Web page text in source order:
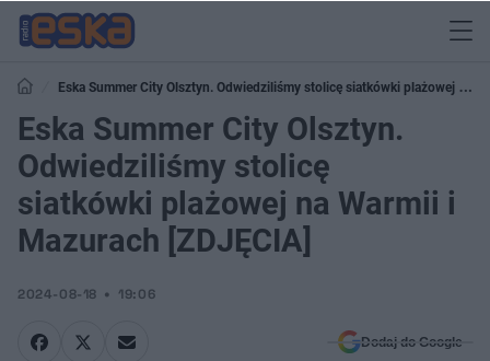
Eska Summer City Olsztyn. Odwiedziliśmy stolicę siatkówki plażowej na
Warmii i Mazurach [ZDJĘCIA]
Eska Summer City Olsztyn.
Odwiedziliśmy stolicę
siatkówki plażowej na Warmii i
Mazurach [ZDJĘCIA]
2024-08-18 19:06
Dodaj do Google